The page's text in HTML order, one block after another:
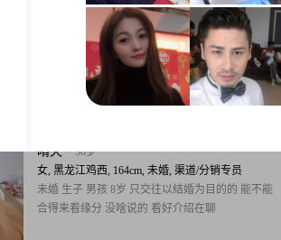
女, 黑龙江鸡西, 165cm, 未婚, 小学教师
你所见即是我 对与错我都不反驳 ————小王不
跟TA联系
晴天
38岁
女, 黑龙江鸡西, 164cm, 未婚, 渠道/分销专员
未婚 生子 男孩 8岁 只交往以结婚为目的的 能不能
合得来看缘分 没啥说的 看好介绍在聊